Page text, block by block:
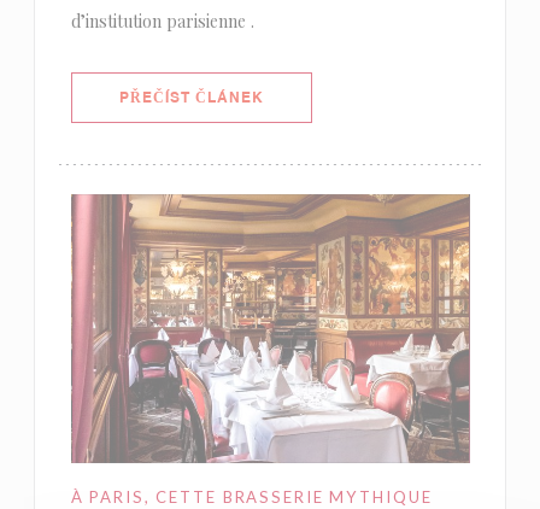
d’institution parisienne .
PŘEČÍST ČLÁNEK
À PARIS, CETTE BRASSERIE MYTHIQUE